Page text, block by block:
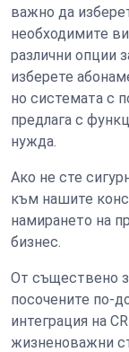
важно да
необходимите
различни опции
изберете
но системата с
предлага с
нужда.
Ако не сте
към нашите
намирането на
бизнес.
От съществено
посочените по-
интеграция на
жизненоважни